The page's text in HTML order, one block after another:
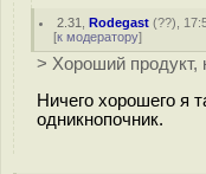
2.31 ,Rodegast (??),
[к модератору]
> Хороший продукт,
Ничего хорошего я
одникнопочник.